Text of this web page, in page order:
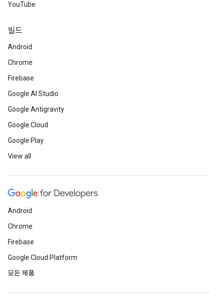
YouTube
빌드
Android
Chrome
Firebase
Google AI Studio
Google Antigravity
Google Cloud
Google Play
View all
Android
Chrome
Firebase
Google Cloud Platform
모든 제품